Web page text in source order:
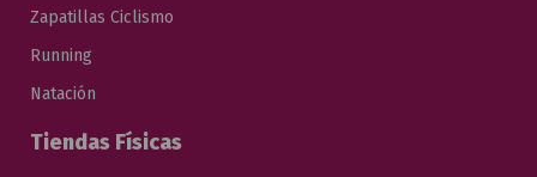
Zapatillas Ciclismo
Running
Natación
Tiendas Físicas